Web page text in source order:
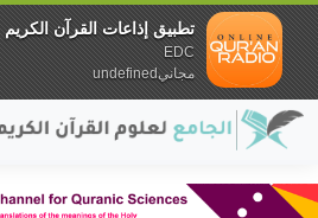
تطبيق إذاعات القرآن الكريم
EDC
مجانيundefined